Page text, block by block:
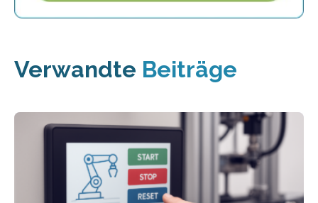
Verwandte Beiträge